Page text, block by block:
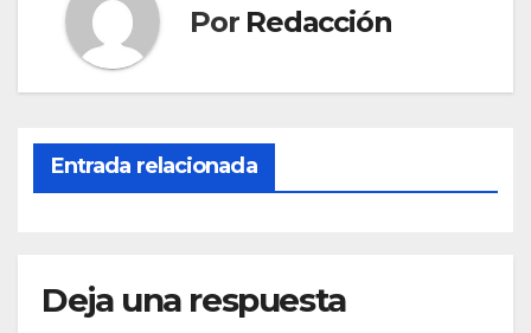
o
o
p m tir
Por Redacción
Entrada relacionada
Deja una respuesta